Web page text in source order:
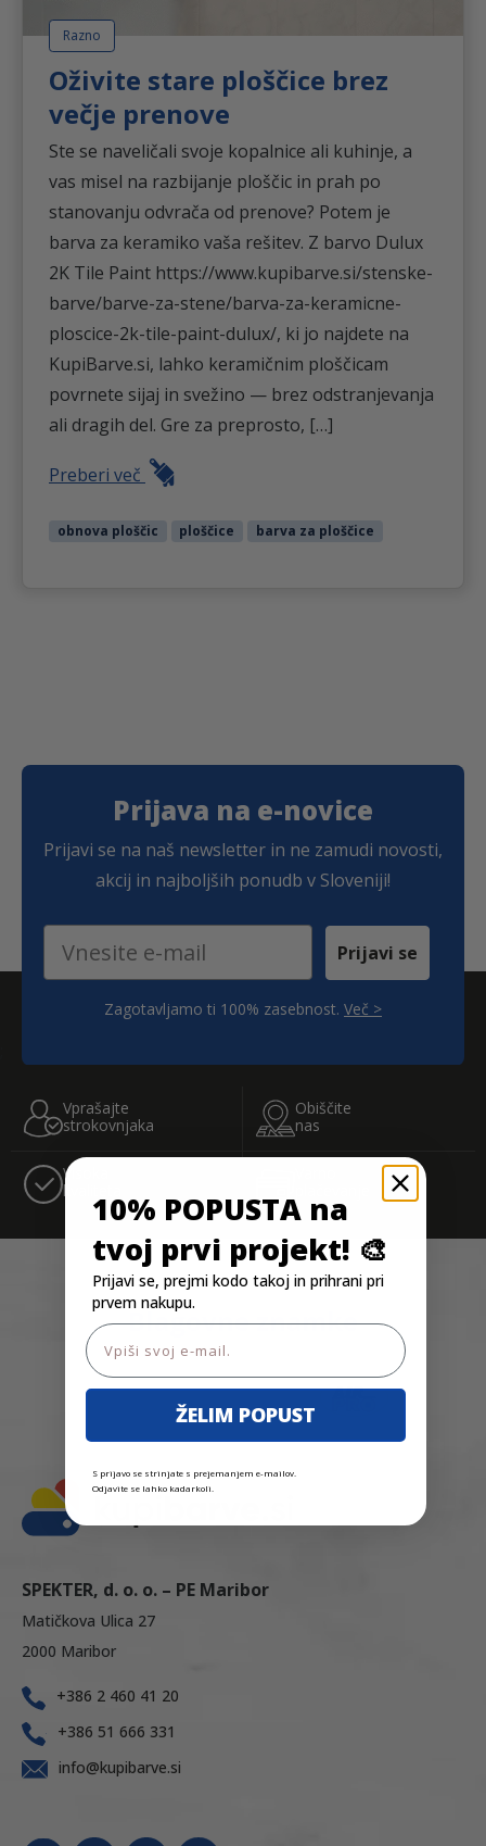
Razno
Oživite stare ploščice brez
večje prenove
Ste se naveličali svoje kopalnice ali kuhinje, a
vas misel na razbijanje ploščic in prah po
stanovanju odvrača od prenove? Potem je
barva za keramiko vaša rešitev. Z barvo Dulux
2K Tile Paint https://www.kupibarve.si/stenske-
barve/barve-za-stene/barva-za-keramicne-
ploscice-2k-tile-paint-dulux/, ki jo najdete na
KupiBarve.si, lahko keramičnim ploščicam
povrnete sijaj in svežino — brez odstranjevanja
ali dragih del. Gre za preprosto, […]
Preberi več
obnova ploščic ploščice barva za ploščice
Prijava na e-novice
Prijavi se na naš newsletter in ne zamudi novosti,
akcij in najboljših ponudb v Sloveniji!
Email Prijavi se
Zagotavljamo ti 100% zasebnost. Več >
Vprašajte
strokovnjaka
Obiščite
nas
Visoka
kvaliteta
Blagovne znamke
SPEKTER, d. o. o. – PE Maribor
Matičkova Ulica 27
2000 Maribor
+386 2 460 41 20
+386 51 666 331
info@kupibarve.si
10% POPUSTA na
tvoj prvi projekt! 🎨
Prijavi se, prejmi kodo takoj in prihrani pri
prvem nakupu.
Email
ŽELIM POPUST
S prijavo se strinjate s prejemanjem e-mailov.
Odjavite se lahko kadarkoli.